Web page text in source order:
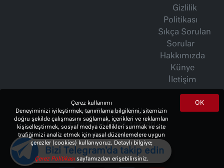
Gizlilik
Politikası
Sıkça Sorulan
Sorular
Hakkımızda
Künye
İletişim
İsmet Berkan Yazıları
Ertuğrul Özkök Yazıları
Haftalık Gazete
OK
Çerez kullanımı
Deneyiminizi iyileştirmek, tanımlama bilgilerini, sitemizin
doğru şekilde çalışmasını sağlamak, içerikleri ve reklamları
kişiselleştirmek, sosyal medya özellikleri sunmak ve site
trafiğimizi analiz etmek için yasal düzenlemelere uygun
çerezler (cookies) kullanıyoruz. Detaylı bilgiye;
Çerez Politikasısayfamızdan erişebilirsiniz.
Bizi Telegram'da takip edin